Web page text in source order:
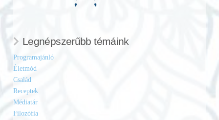
Legnépszerűbb témáink
Programajánló
Életmód
Család
Receptek
Médiatár
Filozófia